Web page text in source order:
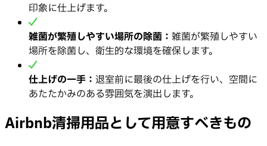
印象に仕上げます。
雑菌が繁殖しやすい場所の除菌： 雑菌が繁殖しやすい
場所を除菌し、衛生的な環境を確保します。
仕上げの一手： 退室前に最後の仕上げを行い、空間に
あたたかみのある雰囲気を演出します。
Airbnb清掃用品として用意すべきもの